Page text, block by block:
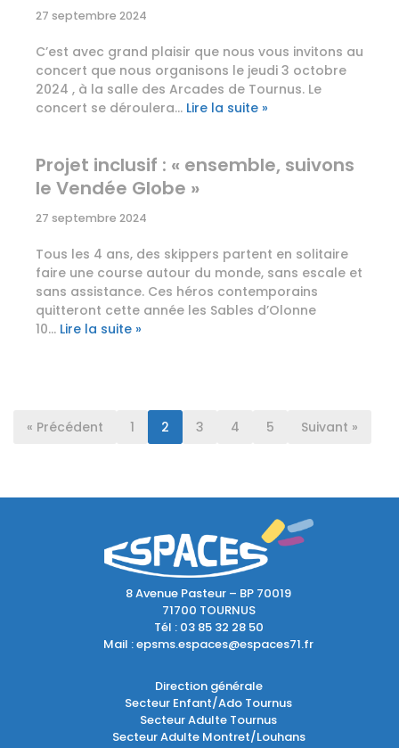
27 septembre 2024
C’est avec grand plaisir que nous vous invitons au
concert que nous organisons le jeudi 3 octobre
2024 , à la salle des Arcades de Tournus. Le
concert se déroulera… Lire la suite »
Projet inclusif : « ensemble, suivons
le Vendée Globe »
27 septembre 2024
Tous les 4 ans, des skippers partent en solitaire
faire une course autour du monde, sans escale et
sans assistance. Ces héros contemporains
quitteront cette année les Sables d’Olonne
10… Lire la suite »
« Précédent 1 2 3 4 5 Suivant »
8 Avenue Pasteur – BP 70019
71700 TOURNUS
Tél : 03 85 32 28 50
Mail :epsms.espaces@espaces71.fr
Direction générale
Secteur Enfant/Ado Tournus
Secteur Adulte Tournus
Secteur Adulte Montret/Louhans